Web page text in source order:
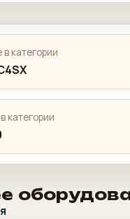
категории
категории